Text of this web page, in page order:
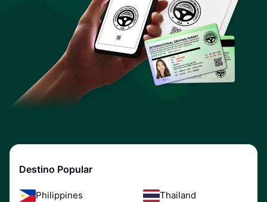
Destino Popular
Philippines Thailand